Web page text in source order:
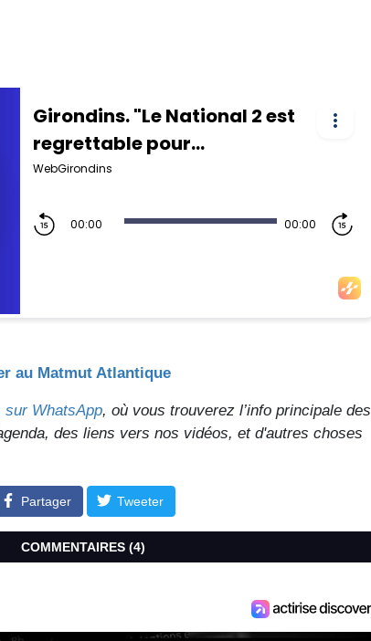
au Matmut Atlantique
sur WhatsApp, où vous trouverez l’info principale des
des liens vers nos vidéos, et d'autres choses
Partager Tweeter
COMMENTAIRES (4)